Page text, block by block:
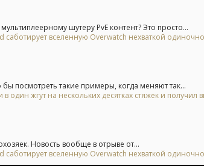
шутеру PvE контент? Это просто...
саботирует вселенную Overwatch нехваткой
бы посмотреть такие примеры, когда меняют так...
один жгут на нескольких десятках стяжек и получил
Новость вообще в отрыве от...
саботирует вселенную Overwatch нехваткой